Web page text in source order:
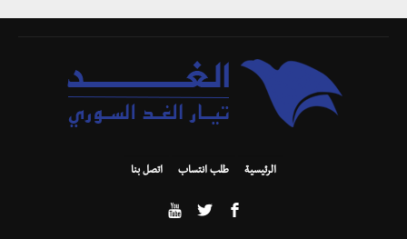
الرئيسية طلب انتساب اتصل بنا